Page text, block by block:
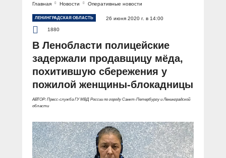
Главная Новости Оперативные новости
ЛЕНИНГРАДСКАЯ ОБЛАСТЬ
26 июня 2020 г. в 14:00
1880
В Ленобласти полицейские
задержали продавщицу мёда,
похитившую сбережения у
пожилой женщины-блокадницы
АВТОР: Пресс-служба ГУ МВД России по городу Санкт-Петербургу и Ленинградской
области